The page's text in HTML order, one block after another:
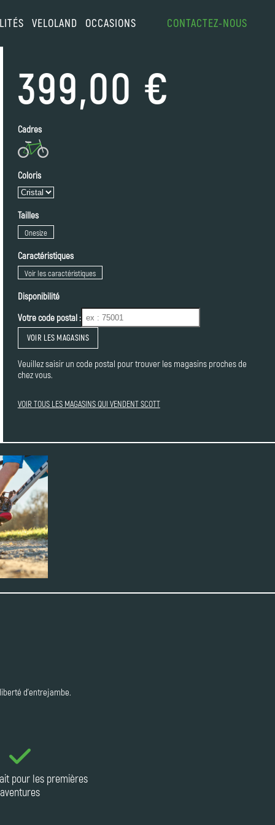
VELOLAND OCCASIONS CONTACTEZ-NOUS
399,00 €
Cadres
Coloris
Tailles
Onesize
Caractéristiques
Voir les caractéristiques
Disponibilité
Votre code postal :
VOIR LES MAGASINS
Veuillez saisir un code postal pour trouver les magasins proches de
chez vous.
VOIR TOUS LES MAGASINS QUI VENDENT SCOTT
d'entrejambe.
pour les premières
aventures